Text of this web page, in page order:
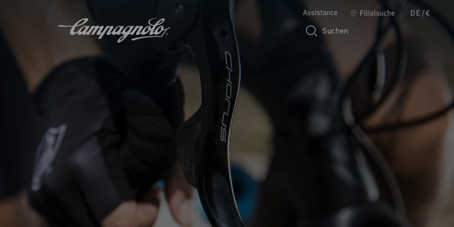
Assistance Filialsuche DE/€
Suchen